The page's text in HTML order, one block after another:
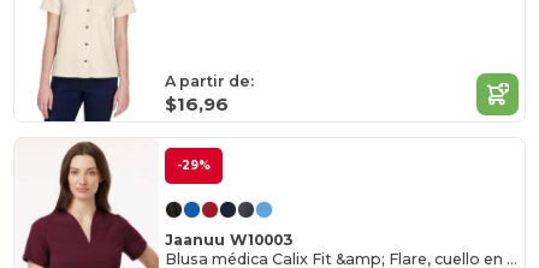
A partir de:
$16,96
-29%
Jaanuu W10003
Blusa médica Calix Fit &amp; Flare, cuello en V, mujer